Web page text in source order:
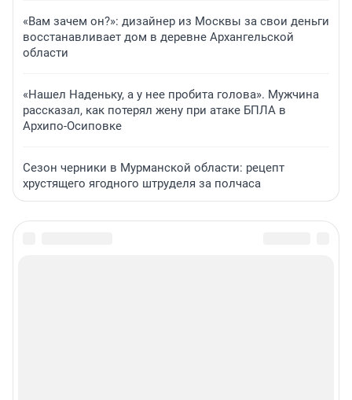
«Вам зачем он?»: дизайнер из Москвы за свои деньги
восстанавливает дом в деревне Архангельской
области
«Нашел Наденьку, а у нее пробита голова». Мужчина
рассказал, как потерял жену при атаке БПЛА в
Архипо-Осиповке
Сезон черники в Мурманской области: рецепт
хрустящего ягодного штруделя за полчаса